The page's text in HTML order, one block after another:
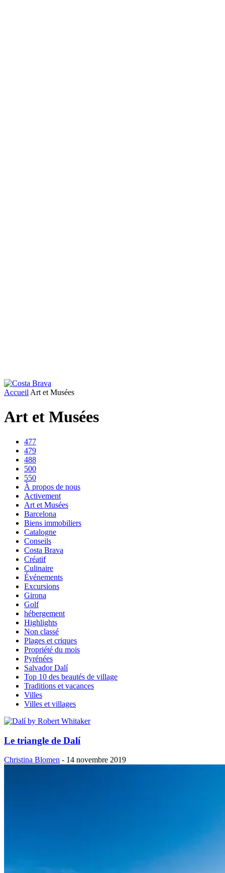
Accueil Art et Musées
Art et Musées
477
479
488
500
550
À propos de nous
Activement
Art et Musées
Barcelona
Biens immobiliers
Catalogne
Conseils
Costa Brava
Créatif
Culinaire
Événements
Excursions
Girona
Golf
hébergement
Highlights
Non classé
Plages et criques
Propriété du mois
Pyrénées
Salvador Dalí
Top 10 des beautés de village
Traditions et vacances
Villes
Villes et villages
Le triangle de Dalí
Christina Blomen - 14 novembre 2019